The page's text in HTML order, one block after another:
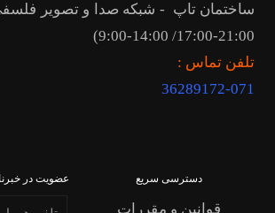
ساختمان تاپ - شبکه صدا و تصویر
21:00-17:00/ 14:00-9:00)
تلفن تماس :
36289172-071
دسترسی سریع
قوانین و مقررات
عضویت در